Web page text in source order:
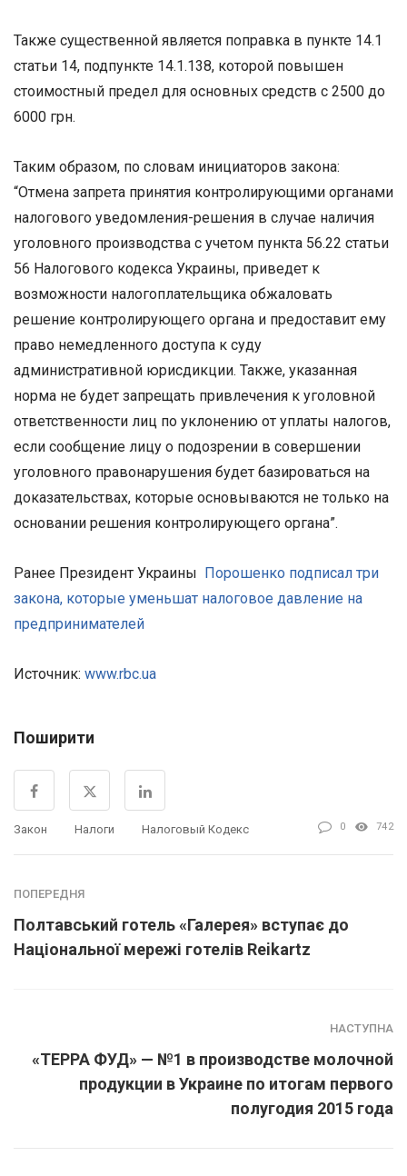
Также существенной является поправка в пункте 14.1
статьи 14, подпункте 14.1.138, которой повышен
стоимостный предел для основных средств с 2500 до
6000 грн.
Таким образом, по словам инициаторов закона:
“Отмена запрета принятия контролирующими органами
налогового уведомления-решения в случае наличия
уголовного производства с учетом пункта 56.22 статьи
56 Налогового кодекса Украины, приведет к
возможности налогоплательщика обжаловать
решение контролирующего органа и предоставит ему
право немедленного доступа к суду
административной юрисдикции. Также, указанная
норма не будет запрещать привлечения к уголовной
ответственности лиц по уклонению от уплаты налогов,
если сообщение лицу о подозрении в совершении
уголовного правонарушения будет базироваться на
доказательствах, которые основываются не только на
основании решения контролирующего органа”.
Ранее Президент Украины Порошенко подписал три
закона, которые уменьшат налоговое давление на
предпринимателей
Источник: www.rbc.ua
Поширити
Закон Налоги Налоговый Кодекс 0 742
ПОПЕРЕДНЯ
Полтавський готель «Галерея» вступає до
Національної мережі готелів Reikartz
НАСТУПНА
«ТЕРРА ФУД» — №1 в производстве молочной
продукции в Украине по итогам первого
полугодия 2015 года